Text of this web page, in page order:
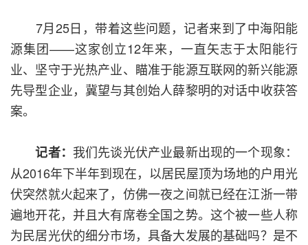
7月25日，带着这些问题，记者来到了中海阳能
源集团——这家创立12年来，一直矢志于太阳能行
业、坚守于光热产业、瞄准于能源互联网的新兴能源
先导型企业，冀望与其创始人薛黎明的对话中收获答
案。
记者： 我们先谈光伏产业最新出现的一个现象：
从2016年下半年到现在，以居民屋顶为场地的户用光
伏突然就火起来了，仿佛一夜之间就已经在江浙一带
遍地开花，并且大有席卷全国之势。这个被一些人称
为民居光伏的细分市场，具备大发展的基础吗？是不